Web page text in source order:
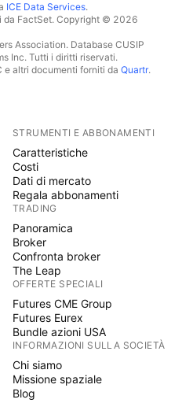
ICE Data Services.
da FactSet. Copyright © 2026
Association. Database CUSIP
Inc. Tutti i diritti riservati.
e altri documenti forniti da Quartr.
STRUMENTI E ABBONAMENTI
Caratteristiche
Costi
Dati di mercato
Regala abbonamenti
TRADING
Panoramica
Broker
Confronta broker
The Leap
OFFERTE SPECIALI
Futures CME Group
Futures Eurex
Bundle azioni USA
INFORMAZIONI SULLA SOCIETÀ
Chi siamo
Missione spaziale
Blog